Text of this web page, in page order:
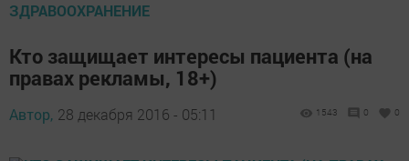
ЗДРАВООХРАНЕНИЕ
Кто защищает интересы пациента (на
правах рекламы, 18+)
Автор, 28 декабря 2016 - 05:11 1543 0 0